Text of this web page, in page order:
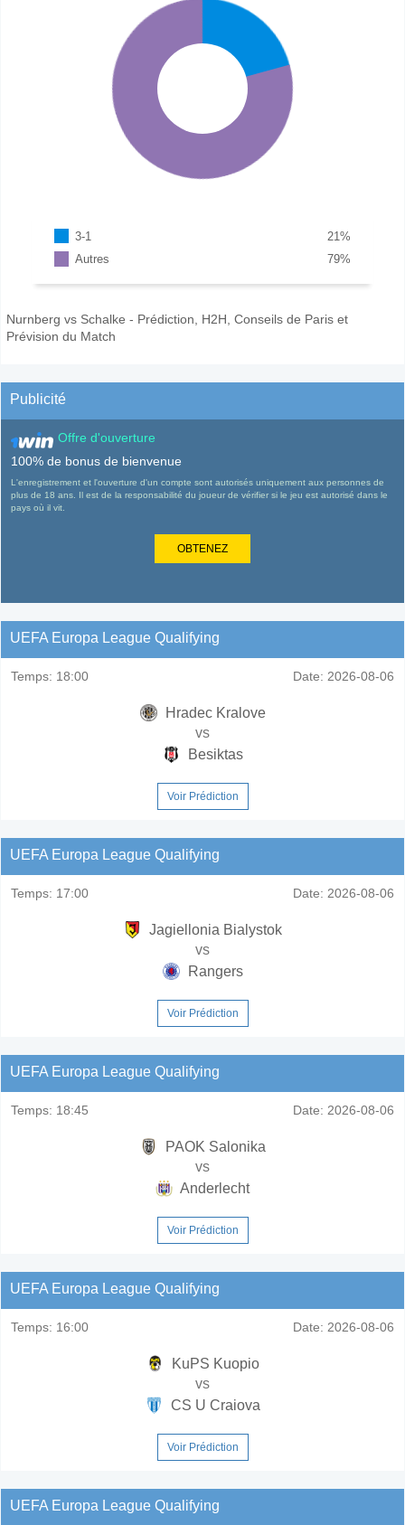
3-1 %
21
Autres
%
79
Nurnberg vs Schalke - Prédiction, H2H, Conseils de Paris et
Prévision du Match
Publicité
Offre d'ouverture
100% de bonus de bienvenue
L'enregistrement et l'ouverture d'un compte sont autorisés uniquement aux personnes de
plus de 18 ans. Il est de la responsabilité du joueur de vérifier si le jeu est autorisé dans le
pays où il vit.
OBTENEZ
UEFA Europa League Qualifying
Temps: 18:00 Date: 2026-08-06
Hradec Kralove
vs
Besiktas
Voir Prédiction
UEFA Europa League Qualifying
Temps: 17:00 Date: 2026-08-06
Jagiellonia Bialystok
vs
Rangers
Voir Prédiction
UEFA Europa League Qualifying
Temps: 18:45 Date: 2026-08-06
PAOK Salonika
vs
Anderlecht
Voir Prédiction
UEFA Europa League Qualifying
Temps: 16:00 Date: 2026-08-06
KuPS Kuopio
vs
CS U Craiova
Voir Prédiction
UEFA Europa League Qualifying